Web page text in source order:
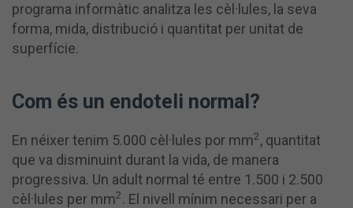
programa informàtic analitza les cèl·lules, la seva
forma, mida, distribució i quantitat per unitat de
superfície.
Com és un endoteli normal?
En néixer tenim 5.000 cèl·lules por mm2, quantitat
que va disminuint durant la vida, de manera
progressiva. Un adult normal té entre 1.500 i 2.500
cèl·lules per mm2. El nivell mínim necessari per a